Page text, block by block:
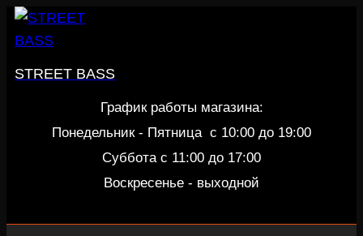
Перейти
STREET BASS
График работы магазина:
Понедельник - Пятница c 10:00 до 19:00
Суббота с 11:00 до 17:00
Воскресенье - выходной